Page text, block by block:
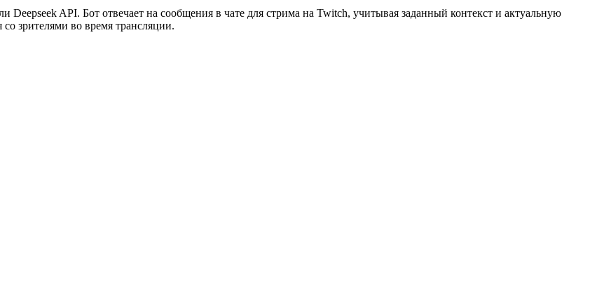
Deepseek API. Бот отвечает на сообщения в чате для стрима на Twitch, учитывая заданный контекст и актуальную
зрителями во время трансляции.